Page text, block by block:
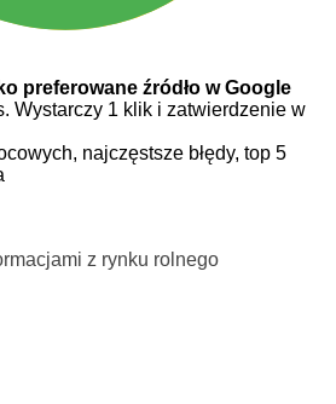
preferowane źródło w Google
Wystarczy 1 klik i zatwierdzenie w
najczęstsze błędy, top 5
z rynku rolnego